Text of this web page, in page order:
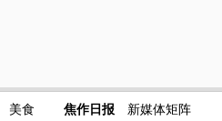
美食
焦作日报
新媒体矩阵